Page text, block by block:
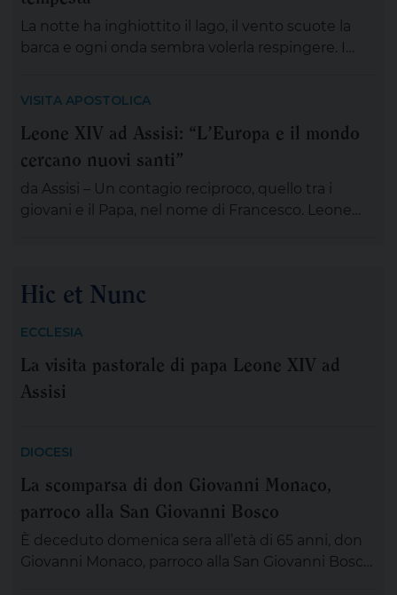
associazioni, dei gruppi, dei movimenti e delle
aggregazioni ecclesiali, delle […]
La notte ha inghiottito il lago, il vento scuote la
barca e ogni onda sembra volerla respingere. I
prende spazio, le certezze si incrinano e perfino
ciò che potrebbe salvarci appare minaccioso.
VISITA APOSTOLICA
Leone XIV ad Assisi: “L’Europa e il mondo
cercano nuovi santi”
da Assisi – Un contagio reciproco, quello tra i
giovani e il Papa, nel nome di Francesco. Leone
“popolo giovane” proveniente dal nostro
credenti, tra […]
Hic et Nunc
ECCLESIA
La visita pastorale di papa Leone XIV ad
Assisi
DIOCESI
La scomparsa di don Giovanni Monaco,
parroco alla San Giovanni Bosco
È deceduto domenica sera all’età di 65 anni, don
Giovanni Monaco, parroco alla San Giovanni Bosco.